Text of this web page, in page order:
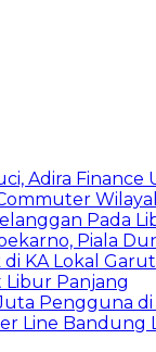
Adira
Pada
Piala
KA Lokal
Panjang
Pengguna
Line Bandung